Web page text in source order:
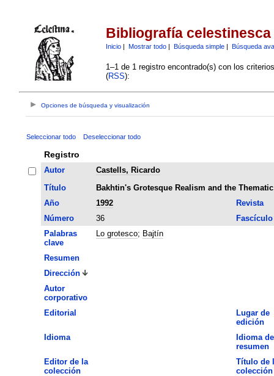
Bibliografía celestinesca
Inicio| Mostrar todo| Búsqueda simple| Búsqueda
1–1 de 1 registro encontrado(s) con los
(RSS):
Opciones de búsqueda y visualización
Seleccionar todo Deseleccionar todo
Registro
Autor
Castells, Ricardo
Título
Bakhtin's Grotesque Realism and the
Año
1992
Revista
Número
36
Fascículo
Palabras
clave
Lo grotesco; Bajtín
Resumen
Dirección
Autor
corporativo
Editorial
Lugar de
edición
Idioma
Idioma
resumen
Editor de la
colección
Título de
colección